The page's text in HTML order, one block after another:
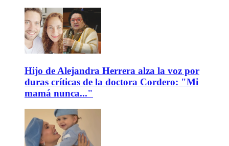
Hijo de Alejandra Herrera alza la voz por
duras críticas de la doctora Cordero: "Mi
mamá nunca..."